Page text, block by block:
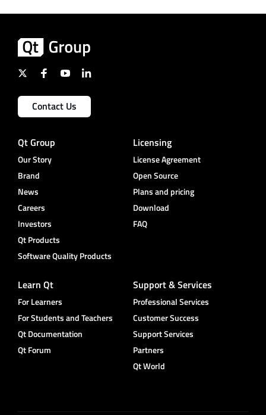
Contact Us
Qt Group
Our Story
Brand
News
Careers
Investors
Qt Products
Software Quality Products
Licensing
License Agreement
Open Source
Plans and pricing
Download
FAQ
Learn Qt
For Learners
For Students and Teachers
Qt Documentation
Qt Forum
Support & Services
Professional Services
Customer Success
Support Services
Partners
Qt World